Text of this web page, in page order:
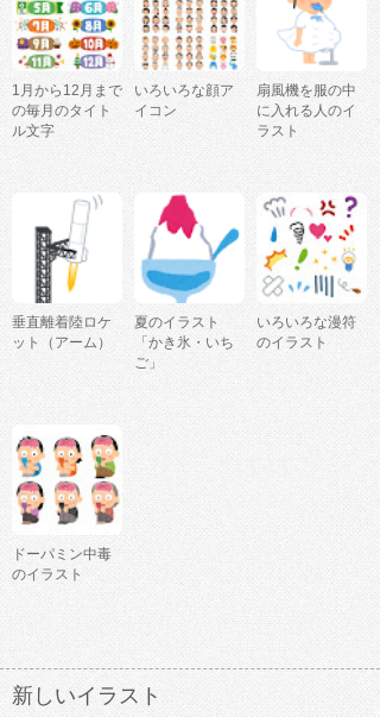
1月から12月まで
の毎月のタイト
ル文字
いろいろな顔ア
イコン
扇風機を服の中
に入れる人のイ
ラスト
垂直離着陸ロケ
ット（アーム）
夏のイラスト
「かき氷・いち
ご」
いろいろな漫符
のイラスト
ドーパミン中毒
のイラスト
新しいイラスト